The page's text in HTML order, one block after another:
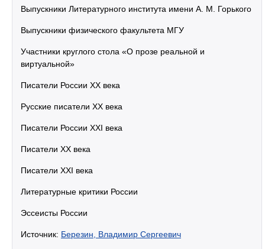
Выпускники Литературного института имени А. М. Горького
Выпускники физического факультета МГУ
Участники круглого стола «О прозе реальной и
виртуальной»
Писатели России XX века
Русские писатели XX века
Писатели России XXI века
Писатели XX века
Писатели XXI века
Литературные критики России
Эссеисты России
Источник: Березин, Владимир Сергеевич